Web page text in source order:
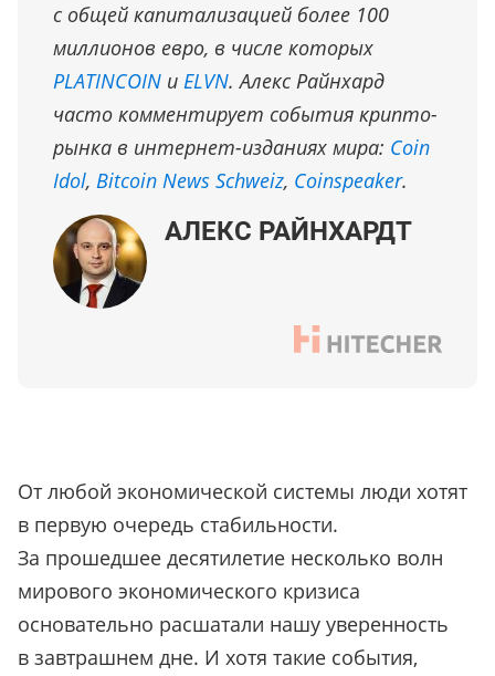
с общей капитализацией более 100
миллионов евро, в числе которых
PLATINCOIN и ELVN. Алекс Райнхард
часто комментирует события крипто-
рынка в интернет-изданиях мира: Coin
Idol, Bitcoin News Schweiz, Coinspeaker.
АЛЕКС РАЙНХАРДТ
От любой экономической системы люди хотят
в первую очередь стабильности.
За прошедшее десятилетие несколько волн
мирового экономического кризиса
основательно расшатали нашу уверенность
в завтрашнем дне. И хотя такие события,